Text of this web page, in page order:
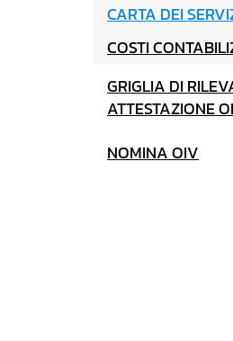
CARTA DEI
COSTI
GRIGLIA DI
ATTESTAZIONE
NOMINA OIV